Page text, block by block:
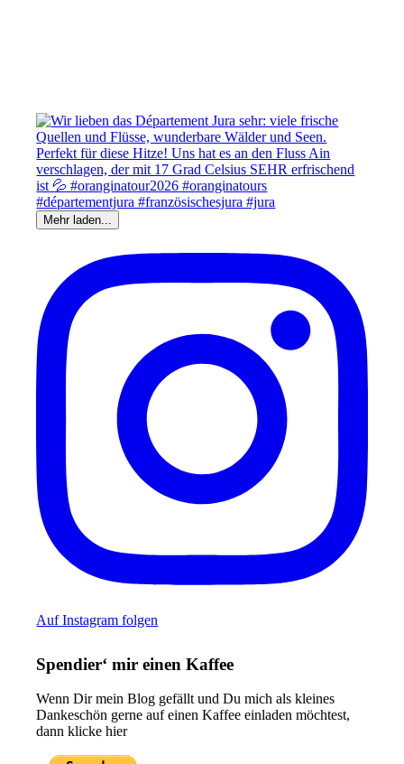
Mehr laden...
Auf Instagram folgen
Spendier‘ mir einen Kaffee
Wenn Dir mein Blog gefällt und Du mich als kleines
Dankeschön gerne auf einen Kaffee einladen möchtest,
dann klicke hier